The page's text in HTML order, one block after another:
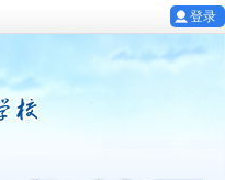
登录